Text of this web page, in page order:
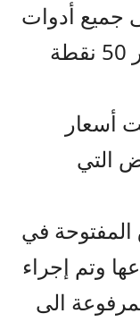
جميع أدوات
السياسة النقدية للبنك بمقدار 50 نقطة
أسعار
التي
في
وتم إجراء
الى